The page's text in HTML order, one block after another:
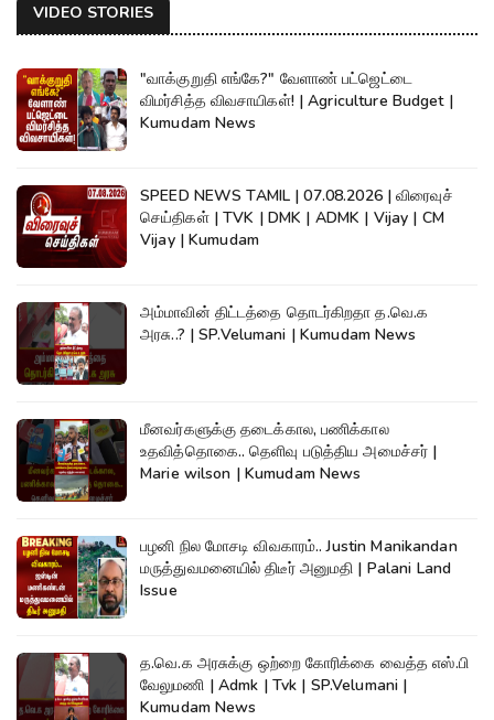
VIDEO STORIES
"வாக்குறுதி எங்கே?" வேளாண் பட்ஜெட்டை
விமர்சித்த விவசாயிகள்! | Agriculture Budget |
Kumudam News
SPEED NEWS TAMIL | 07.08.2026 | விரைவுச்
செய்திகள் | TVK | DMK | ADMK | Vijay | CM
Vijay | Kumudam
அம்மாவின் திட்டத்தை தொடர்கிறதா த.வெ.க
அரசு..? | SP.Velumani | Kumudam News
மீனவர்களுக்கு தடைக்கால, பணிக்கால
உதவித்தொகை.. தெளிவு படுத்திய அமைச்சர் |
Marie wilson | Kumudam News
பழனி நில மோசடி விவகாரம்.. Justin Manikandan
மருத்துவமனையில் திடீர் அனுமதி | Palani Land
Issue
த.வெ.க அரசுக்கு ஒற்றை கோரிக்கை வைத்த எஸ்.பி
வேலுமணி | Admk | Tvk | SP.Velumani |
Kumudam News